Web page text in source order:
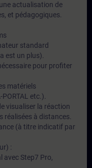
actualisation de
et pédagogiques.
standard
est un plus).
pour profiter
matériels
etc.).
visualiser la réaction
à distances.
(à titre indicatif par
:
avec Step7 Pro,